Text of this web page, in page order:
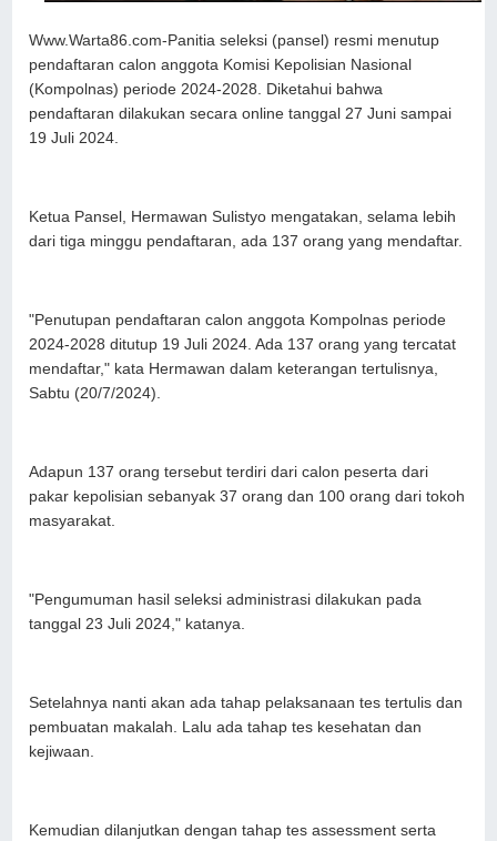
Www.Warta86.com-Panitia seleksi (pansel) resmi menutup
pendaftaran calon anggota Komisi Kepolisian Nasional
(Kompolnas) periode 2024-2028. Diketahui bahwa
pendaftaran dilakukan secara online tanggal 27 Juni sampai
19 Juli 2024.
Ketua Pansel, Hermawan Sulistyo mengatakan, selama lebih
dari tiga minggu pendaftaran, ada 137 orang yang mendaftar.
"Penutupan pendaftaran calon anggota Kompolnas periode
2024-2028 ditutup 19 Juli 2024. Ada 137 orang yang tercatat
mendaftar," kata Hermawan dalam keterangan tertulisnya,
Sabtu (20/7/2024).
Adapun 137 orang tersebut terdiri dari calon peserta dari
pakar kepolisian sebanyak 37 orang dan 100 orang dari tokoh
masyarakat.
"Pengumuman hasil seleksi administrasi dilakukan pada
tanggal 23 Juli 2024," katanya.
Setelahnya nanti akan ada tahap pelaksanaan tes tertulis dan
pembuatan makalah. Lalu ada tahap tes kesehatan dan
kejiwaan.
Kemudian dilanjutkan dengan tahap tes assessment serta